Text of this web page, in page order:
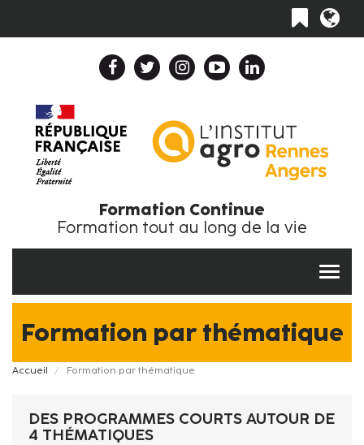
contenu
Toggle
navigation
Top
Navigation
Collapse
Formation Continue
Formation tout au long de la vie
Formation par thématique
FilAccueil Formation par thématique
DES PROGRAMMES COURTS AUTOUR DE
4 THÉMATIQUES